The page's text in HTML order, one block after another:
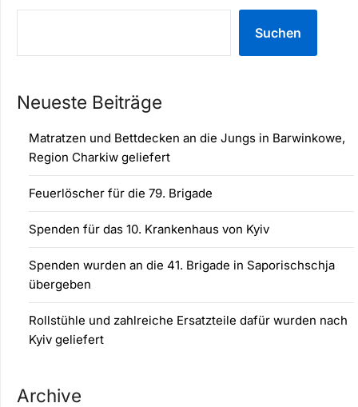
Suchen
Neueste Beiträge
Matratzen und Bettdecken an die Jungs in Barwinkowe,
Region Charkiw geliefert
Feuerlöscher für die 79. Brigade
Spenden für das 10. Krankenhaus von Kyiv
Spenden wurden an die 41. Brigade in Saporischschja
übergeben
Rollstühle und zahlreiche Ersatzteile dafür wurden nach
Kyiv geliefert
Archive